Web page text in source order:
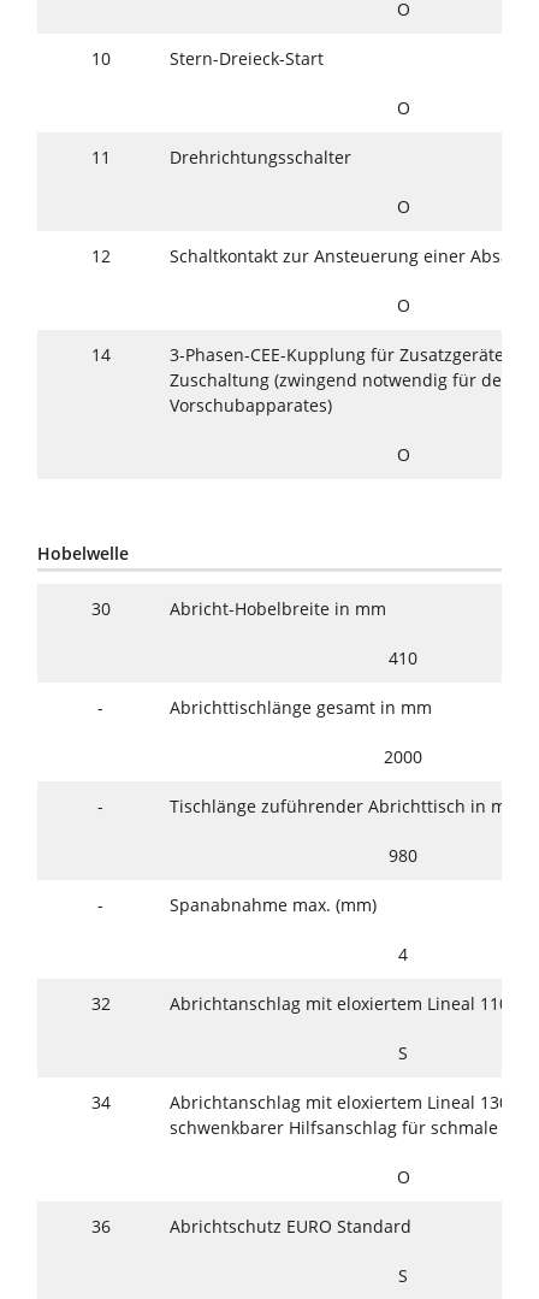
O
10 Stern-Dreieck-Start
O
11 Drehrichtungsschalter
O
12 Schaltkontakt zur Ansteuerung einer
O
14
3-Phasen-CEE-Kupplung für Zusatzgeräte
Zuschaltung (zwingend notwendig für den
Vorschubapparates)
O
Hobelwelle
30 Abricht-Hobelbreite in mm
410
- Abrichttischlänge gesamt in mm
2000
- Tischlänge zuführender Abrichttisch in mm
980
- Spanabnahme max. (mm)
4
32 Abrichtanschlag mit eloxiertem Lineal 1100 x
S
34
Abrichtanschlag mit eloxiertem Lineal 1300 x
schwenkbarer Hilfsanschlag für schmale
O
36 Abrichtschutz EURO Standard
S